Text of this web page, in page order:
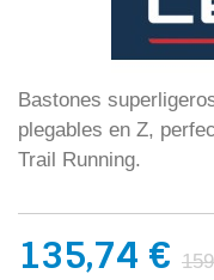
Bastones
plegables en Z,
Trail Running.
135,74 €